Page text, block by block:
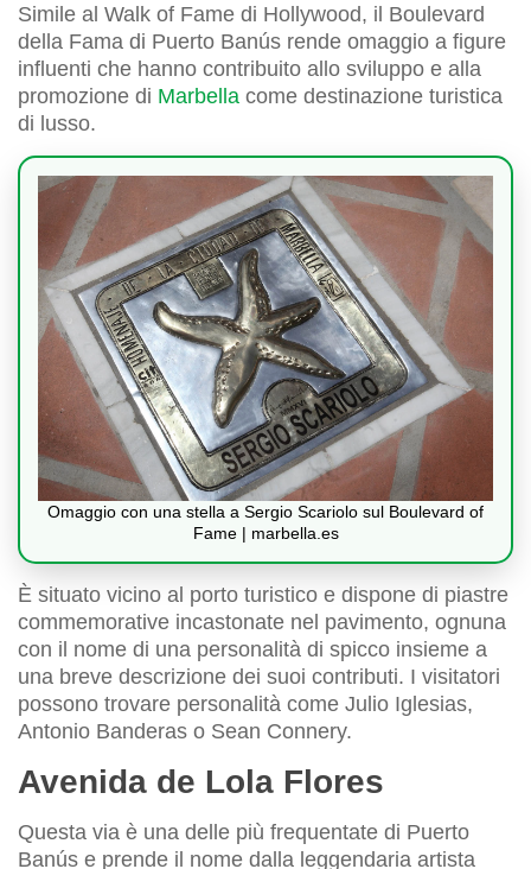
Simile al Walk of Fame di Hollywood, il Boulevard
della Fama di Puerto Banús rende omaggio a figure
influenti che hanno contribuito allo sviluppo e alla
promozione di Marbella come destinazione turistica
di lusso.
Omaggio con una stella a Sergio Scariolo sul Boulevard of
Fame | marbella.es
È situato vicino al porto turistico e dispone di piastre
commemorative incastonate nel pavimento, ognuna
con il nome di una personalità di spicco insieme a
una breve descrizione dei suoi contributi. I visitatori
possono trovare personalità come Julio Iglesias,
Antonio Banderas o Sean Connery.
Avenida de Lola Flores
Questa via è una delle più frequentate di Puerto
Banús e prende il nome dalla leggendaria artista